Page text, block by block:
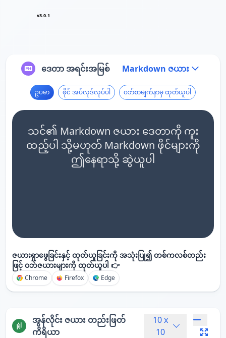
v3.0.1
ဒေတာ အရင်းအမြစ် Markdown ဇယား
ဥပမာ ဖိုင် အပ်လုဒ်လုပ်ပါ ဝဘ်စာမျက်နှာမှ ထုတ်ယူပါ
သင်၏ Markdown ဇယား ဒေတာကို ကူး
ထည့်ပါ သို့မဟုတ် Markdown ဖိုင်များကို
ဤနေရာသို့ ဆွဲယူပါ
ဇယားရှာဖွေခြင်းနှင့် ထုတ်ယူခြင်းကို အသုံးပြု၍ တစ်ကလစ်တည်း
ဖြင့် ဝဘ်ဇယားများကို ထုတ်ယူပါ 👉
Chrome Firefox Edge
အွန်လိုင်း ဇယား တည်းဖြတ်
ကိရိယာ
10 x
10